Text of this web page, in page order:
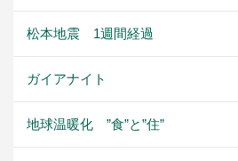
松本地震 1週間経過
ガイアナイト
地球温暖化 ”食”と”住”